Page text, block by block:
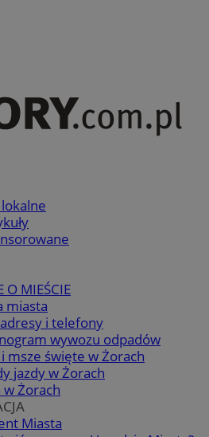
O MIEŚCIE
miasta
i telefony
wywozu odpadów
msze święte w Żorach
jazdy w Żorach
w Żorach
Miasta